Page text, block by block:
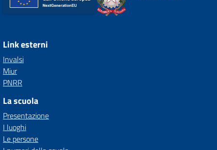
Link esterni
Invalsi
Miur
PNRR
La scuola
Presentazione
I luoghi
Le persone